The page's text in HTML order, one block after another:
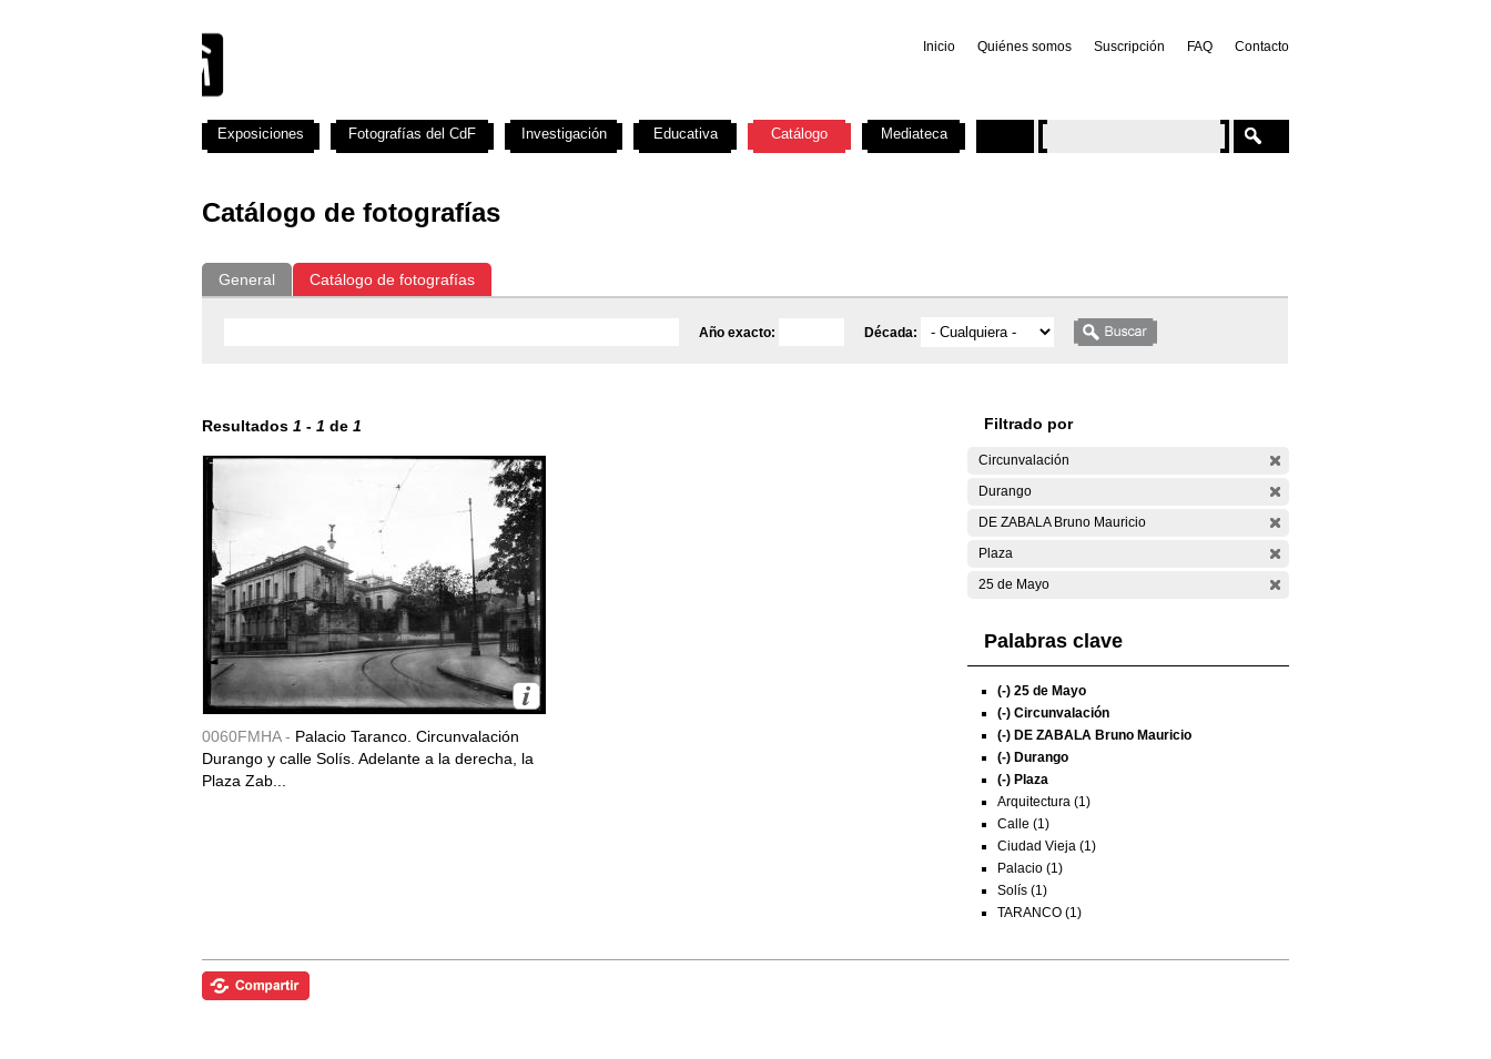
Inicio Quiénes somos Suscripción FAQ Contacto
Catálogo de fotografías
General Catálogo de fotografías
Año exacto: Década:
Resultados 1 - 1 de 1
0060FMHA - Palacio Taranco. Circunvalación
Durango y calle Solís. Adelante a la derecha, la
Plaza Zab...
Filtrado por
Circunvalación
Durango
DE ZABALA Bruno Mauricio
Plaza
25 de Mayo
Palabras clave
(-) 25 de Mayo
(-) Circunvalación
(-) DE ZABALA Bruno Mauricio
(-) Durango
(-) Plaza
Arquitectura (1)
Calle (1)
Ciudad Vieja (1)
Palacio (1)
Solís (1)
TARANCO (1)
Exposiciones Fotografías del CdF Investigación Educativa Catálogo Mediateca